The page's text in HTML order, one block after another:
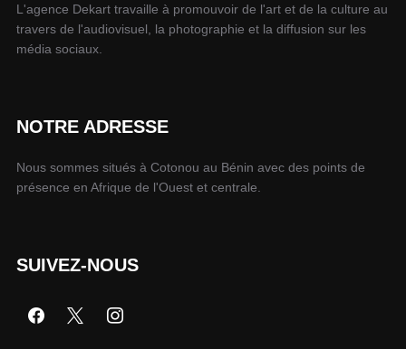
L'agence Dekart travaille à promouvoir de l'art et de la culture au
travers de l'audiovisuel, la photographie et la diffusion sur les
média sociaux.
NOTRE ADRESSE
Nous sommes situés à Cotonou au Bénin avec des points de
présence en Afrique de l'Ouest et centrale.
SUIVEZ-NOUS